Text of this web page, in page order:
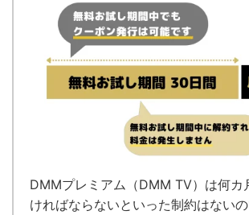
DMMプレミアム（DMM TV）は何カ
ければならないといった制約はない